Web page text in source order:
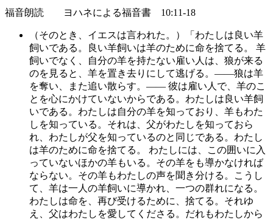
福音朗読 ヨハネによる福音書 10:11-18
（そのとき、イエスは言われた。）「わたしは良い羊
飼いである。良い羊飼いは羊のために命を捨てる。 羊
飼いでなく、自分の羊を持たない雇い人は、狼が来る
のを見ると、羊を置き去りにして逃げる。――狼は羊
を奪い、また追い散らす。―― 彼は雇い人で、羊のこ
とを心にかけていないからである。わたしは良い羊飼
いである。わたしは自分の羊を知っており、羊もわた
しを知っている。それは、父がわたしを知っておら
れ、わたしが父を知っているのと同じである。わたし
は羊のために命を捨てる。 わたしには、この囲いに入
っていないほかの羊もいる。その羊をも導かなければ
ならない。その羊もわたしの声を聞き分ける。こうし
て、羊は一人の羊飼いに導かれ、一つの群れになる。
わたしは命を、再び受けるために、捨てる。それゆ
え、父はわたしを愛してくださる。だれもわたしから